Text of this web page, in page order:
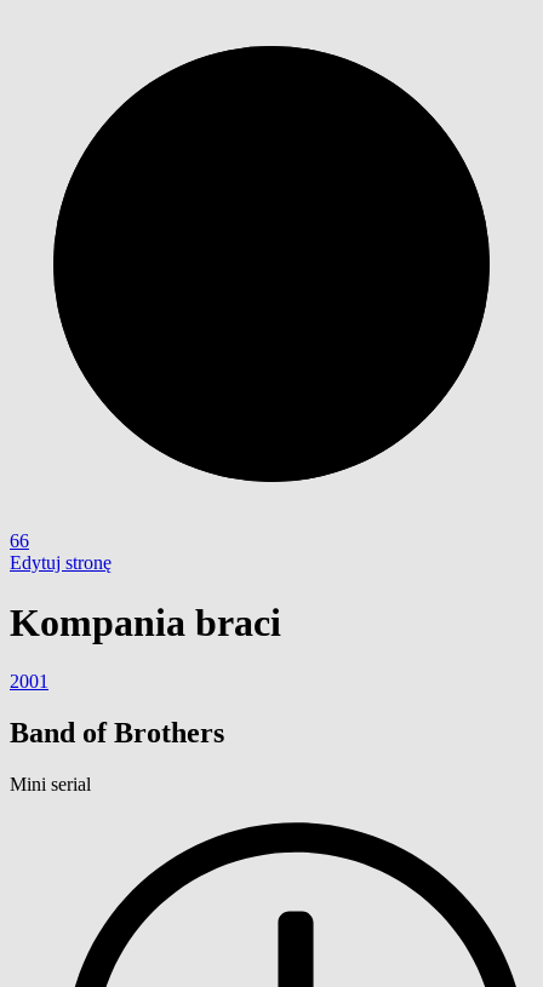
66
Edytuj stronę
Kompania braci
2001
Band of Brothers
Mini serial